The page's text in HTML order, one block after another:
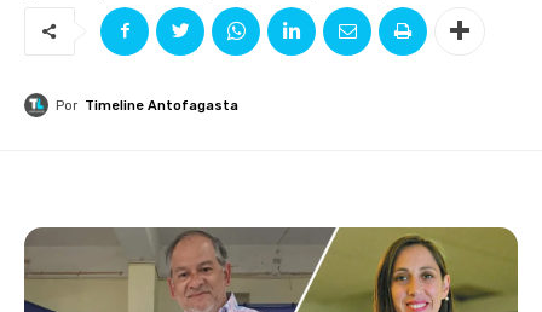
Por Timeline Antofagasta